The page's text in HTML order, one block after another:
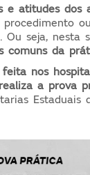
e atitudes dos
seja, nesta
comuns da
nos
a prova
Estaduais